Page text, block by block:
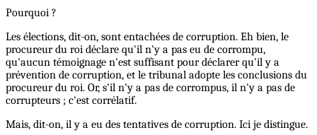
Pourquoi ?
Les élections, dit-on, sont entachées de corruption. Eh bien, le
procureur du roi déclare qu'il n'y a pas eu de corrompu,
qu'aucun témoignage n'est suffisant pour déclarer qu'il y a
prévention de corruption, et le tribunal adopte les conclusions du
procureur du roi. Or, s'il n'y a pas de corrompus, il n'y a pas de
corrupteurs ; c'est corrélatif.
Mais, dit-on, il y a eu des tentatives de corruption. Ici je distingue.